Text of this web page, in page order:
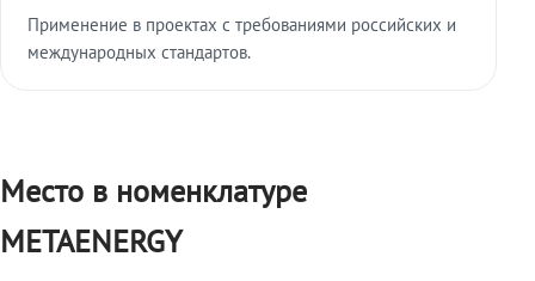
Применение в проектах с требованиями российских и
международных стандартов.
Место в номенклатуре
METAENERGY